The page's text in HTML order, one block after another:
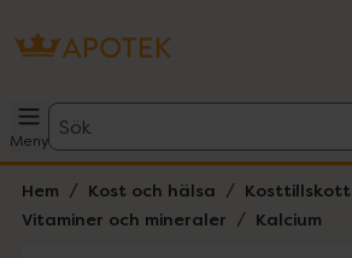
Meny
Sök
Hem Kost och hälsa
Kosttillskott
Vitaminer och mineraler
Kalcium